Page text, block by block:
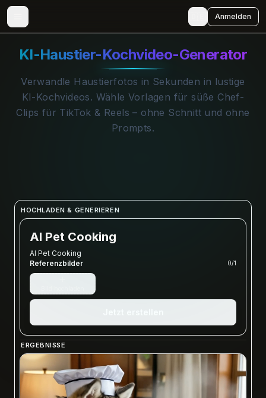
Anmelden
KI-Haustier-Kochvideo-Generator
Verwandle Haustierfotos in Sekunden in lustige
KI-Kochvideos. Wähle Vorlagen für süße Chef-
Clips für TikTok & Reels – ohne Schnitt und ohne
Prompts.
HOCHLADEN & GENERIEREN
AI Pet Cooking
AI Pet Cooking
Referenzbilder
0/1
ERGEBNISSE